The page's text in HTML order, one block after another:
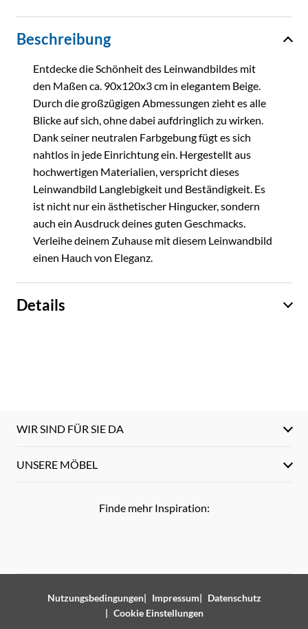
Beschreibung
Entdecke die Schönheit des Leinwandbildes mit
den Maßen ca. 90x120x3 cm in elegantem Beige.
Durch die großzügigen Abmessungen zieht es alle
Blicke auf sich, ohne dabei aufdringlich zu wirken.
Dank seiner neutralen Farbgebung fügt es sich
nahtlos in jede Einrichtung ein. Hergestellt aus
hochwertigen Materialien, verspricht dieses
Leinwandbild Langlebigkeit und Beständigkeit. Es
ist nicht nur ein ästhetischer Hingucker, sondern
auch ein Ausdruck deines guten Geschmacks.
Verleihe deinem Zuhause mit diesem Leinwandbild
einen Hauch von Eleganz.
Details
WIR SIND FÜR SIE DA
UNSERE MÖBEL
Finde mehr Inspiration:
Nutzungsbedingungen Impressum
Datenschutz
Cookie Einstellungen